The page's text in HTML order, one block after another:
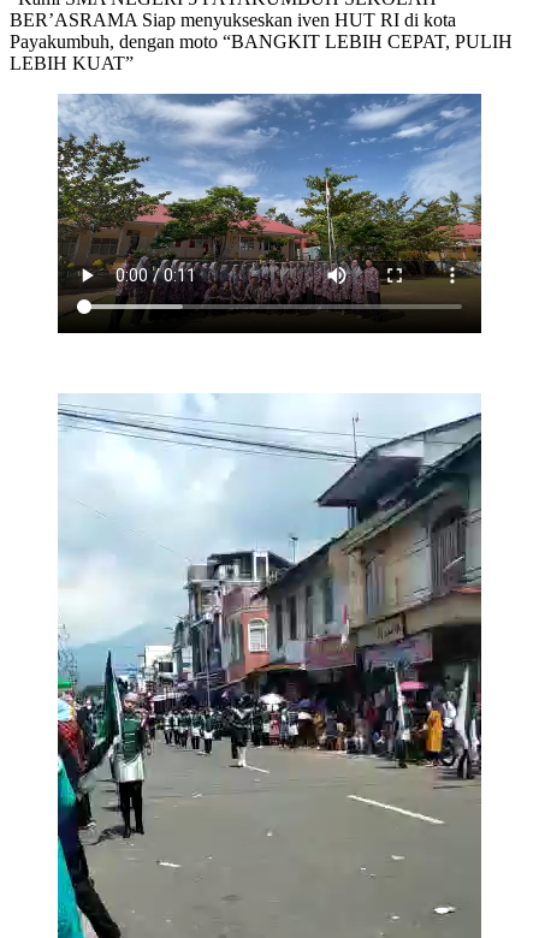
BER’ASRAMA Siap menyukseskan iven HUT RI di kota
Payakumbuh, dengan moto “BANGKIT LEBIH CEPAT, PULIH
LEBIH KUAT”